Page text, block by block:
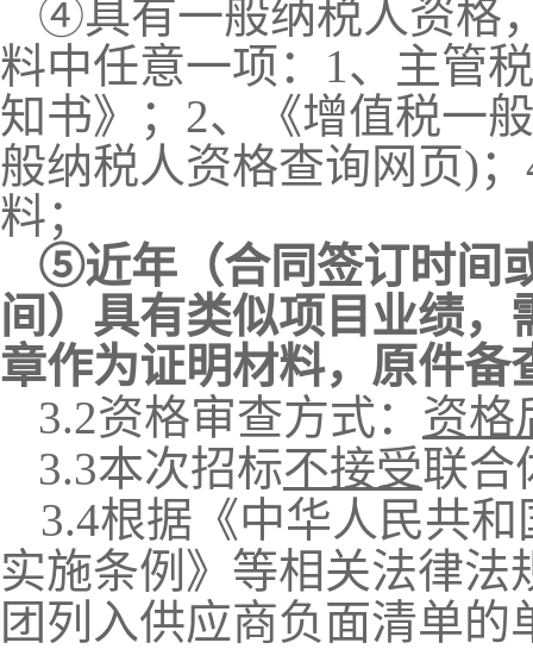
④具有一般纳税人资格
料中任意一项： 1、主管
知书》；2、《增值税一
般纳税人资格查询网页)
料；
⑤近年（合同签订时间
间）具有类似项目业绩，
章作为证明材料，原件备
3.2资格审查方式： 资格
3.3本次招标不接受联合
3.4根据《中华人民共
实施条例》等相关法律
团列入供应商负面清单